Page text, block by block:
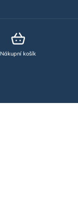
Nákupní košík